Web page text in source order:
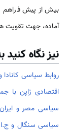
بیش از پیش
آماده، جهت تقویت
نیز نگاه کنید
روابط سیاسی کانادا
اقتصادی ژاپن با
سیاسی مصر و ایران
سیاسی سنگال و